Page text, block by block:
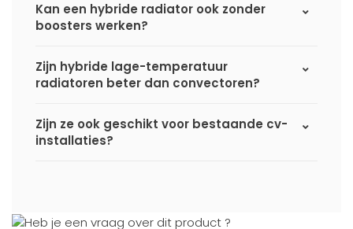
Kan een hybride radiator ook zonder
boosters werken?
Zijn hybride lage-temperatuur
radiatoren beter dan convectoren?
Zijn ze ook geschikt voor bestaande cv-
installaties?